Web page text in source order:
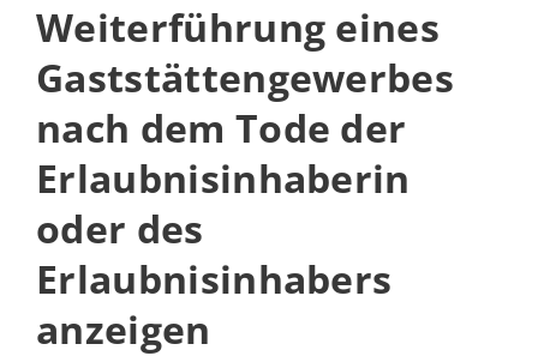
Weiterführung eines
Gaststättengewerbes
nach dem Tode der
Erlaubnisinhaberin
oder des
Erlaubnisinhabers
anzeigen